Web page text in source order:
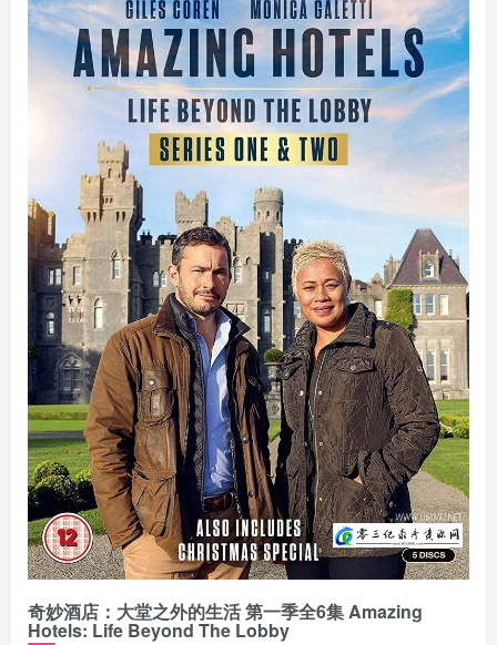
奇妙酒店：大堂之外的生活 第一季全6集 Amazing
Hotels: Life Beyond The Lobby